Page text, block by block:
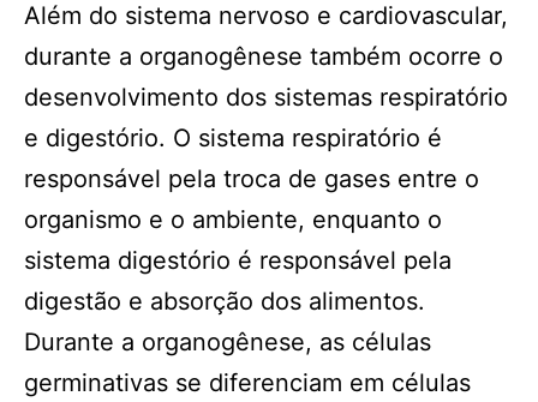
Além do sistema nervoso e cardiovascular,
durante a organogênese também ocorre o
desenvolvimento dos sistemas respiratório
e digestório. O sistema respiratório é
responsável pela troca de gases entre o
organismo e o ambiente, enquanto o
sistema digestório é responsável pela
digestão e absorção dos alimentos.
Durante a organogênese, as células
germinativas se diferenciam em células